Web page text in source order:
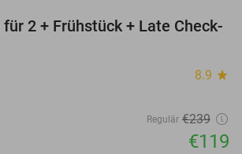
50%
2 + Frühstück + Late Check-
8.9 star
Regulär €239
€119